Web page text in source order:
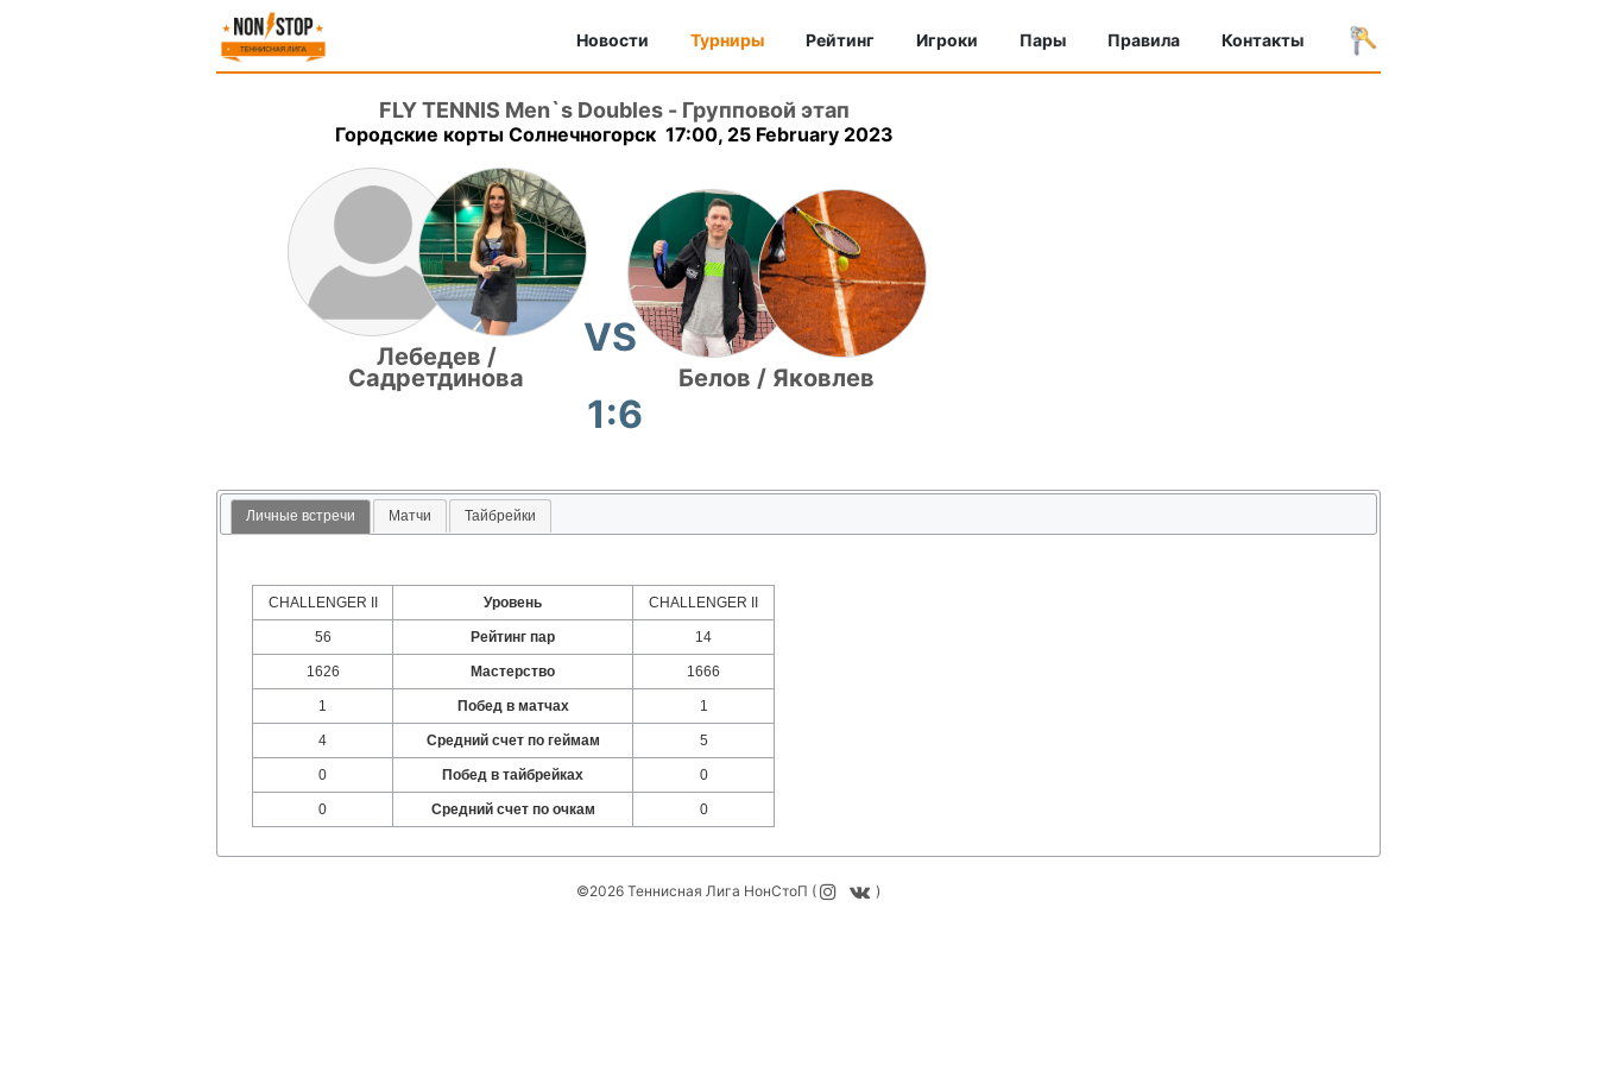
Новости Турниры Рейтинг Игроки Пары Правила Контакты
FLY TENNIS Men`s Doubles - Групповой этап
Городские корты Солнечногорск 17:00, 25 February 2023
Лебедев /
Садретдинова
VS
Белов / Яковлев
1:6
Личные встречи Матчи Тайбрейки
CHALLENGER II Уровень CHALLENGER II
56 Рейтинг пар 14
1626 Мастерство 1666
1 Побед в матчах 1
4 Средний счет по геймам 5
0 Побед в тайбрейках 0
0 Средний счет по очкам 0
©2026 Теннисная Лига НонСтоП ( )